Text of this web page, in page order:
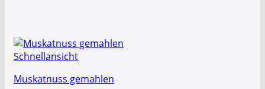
Schnellansicht
Muskatnuss gemahlen